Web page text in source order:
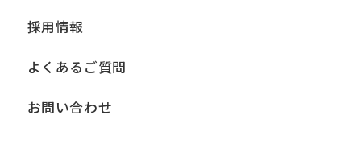
採用情報
よくあるご質問
お問い合わせ